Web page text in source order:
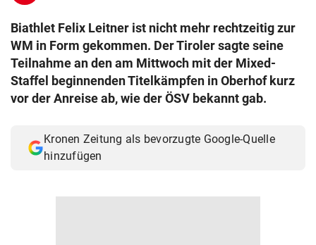
search
eingeben
© Krone Multimedia GmbH & Co KG 2026
Biathlet Felix Leitner ist nicht mehr rechtzeitig zur
WM in Form gekommen. Der Tiroler sagte seine
Teilnahme an den am Mittwoch mit der Mixed-
Staffel beginnenden Titelkämpfen in Oberhof kurz
vor der Anreise ab, wie der ÖSV bekannt gab.
Kronen Zeitung als bevorzugte Google-Quelle
hinzufügen